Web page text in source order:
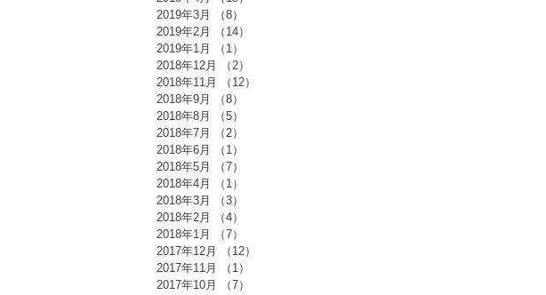
2019年3月
（8）
2019年2月
（14）
2019年1月
（1）
2018年12月
（2）
2018年11月
（12）
2018年9月
（8）
2018年8月
（5）
2018年7月
（2）
2018年6月
（1）
2018年5月
（7）
2018年4月
（1）
2018年3月
（3）
2018年2月
（4）
2018年1月
（7）
2017年12月
（12）
2017年11月
（1）
2017年10月
（7）